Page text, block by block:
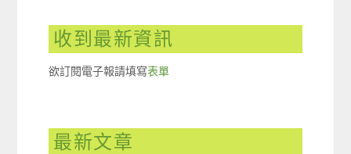
收到最新資訊
欲訂閱電子報請填寫表單
最新文章